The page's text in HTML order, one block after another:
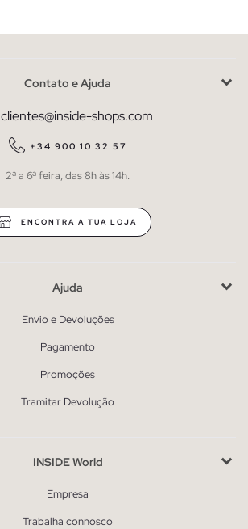
Contato e Ajuda
clientes@inside-shops.com
+34 900 10 32 57
2ª a 6ª feira, das 8h às 14h.
ENCONTRA A TUA LOJA
Ajuda
Envio e Devoluções
Pagamento
Promoções
Tramitar Devolução
INSIDE World
Empresa
Trabalha connosco